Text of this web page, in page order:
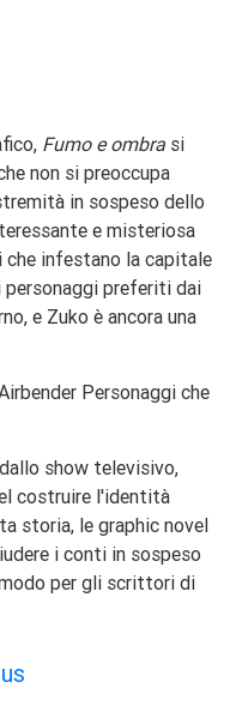
Fumo e ombra si
non si preoccupa
in sospeso dello
e misteriosa
che infestano la capitale
preferiti dai
e Zuko è ancora una
Personaggi che
show televisivo,
costruire l'identità
storia, le graphic novel
i conti in sospeso
per gli scrittori di